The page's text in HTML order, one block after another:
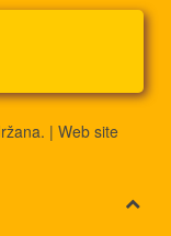
| Web site